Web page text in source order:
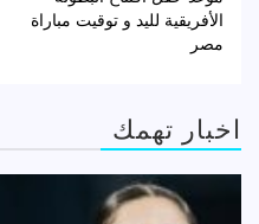
المقالات
الأفريقية لليد و توقيت مباراة
مصر
اخبار تهمك